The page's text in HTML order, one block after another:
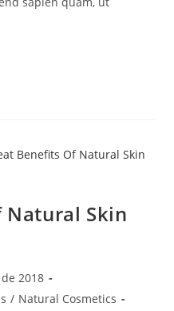
Natural Skin
2018
/ Natural Cosmetics